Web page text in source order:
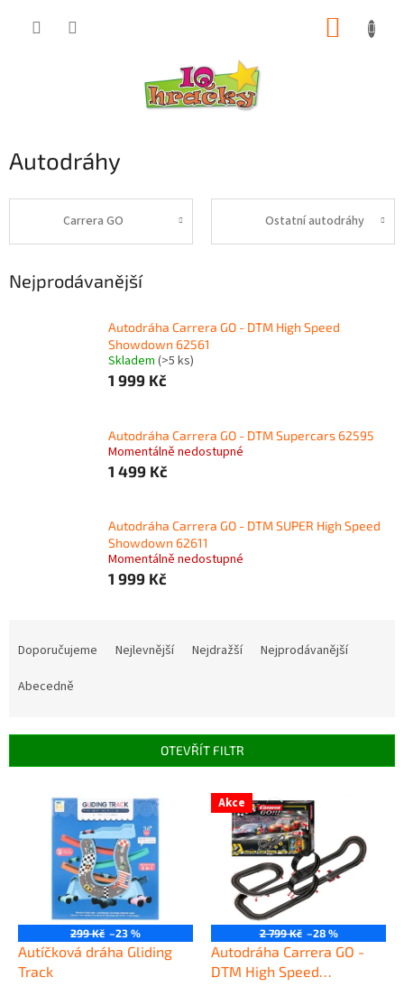
Autodráhy
Carrera GO Ostatní autodráhy
Nejprodávanější
Autodráha Carrera GO - DTM High Speed
Showdown 62561
Skladem (>5 ks)
1 999 Kč
Autodráha Carrera GO - DTM Supercars 62595
Momentálně nedostupné
1 499 Kč
Autodráha Carrera GO - DTM SUPER High Speed
Showdown 62611
Momentálně nedostupné
1 999 Kč
r
Doporučujeme Nejlevnější Nejdražší
Nejprodávanější
Abecedně
OTEVŘÍT FILTR
299 Kč –23 %
Autíčková dráha Gliding
Track
Akce
2 799 Kč –28 %
Autodráha Carrera GO -
DTM High Speed